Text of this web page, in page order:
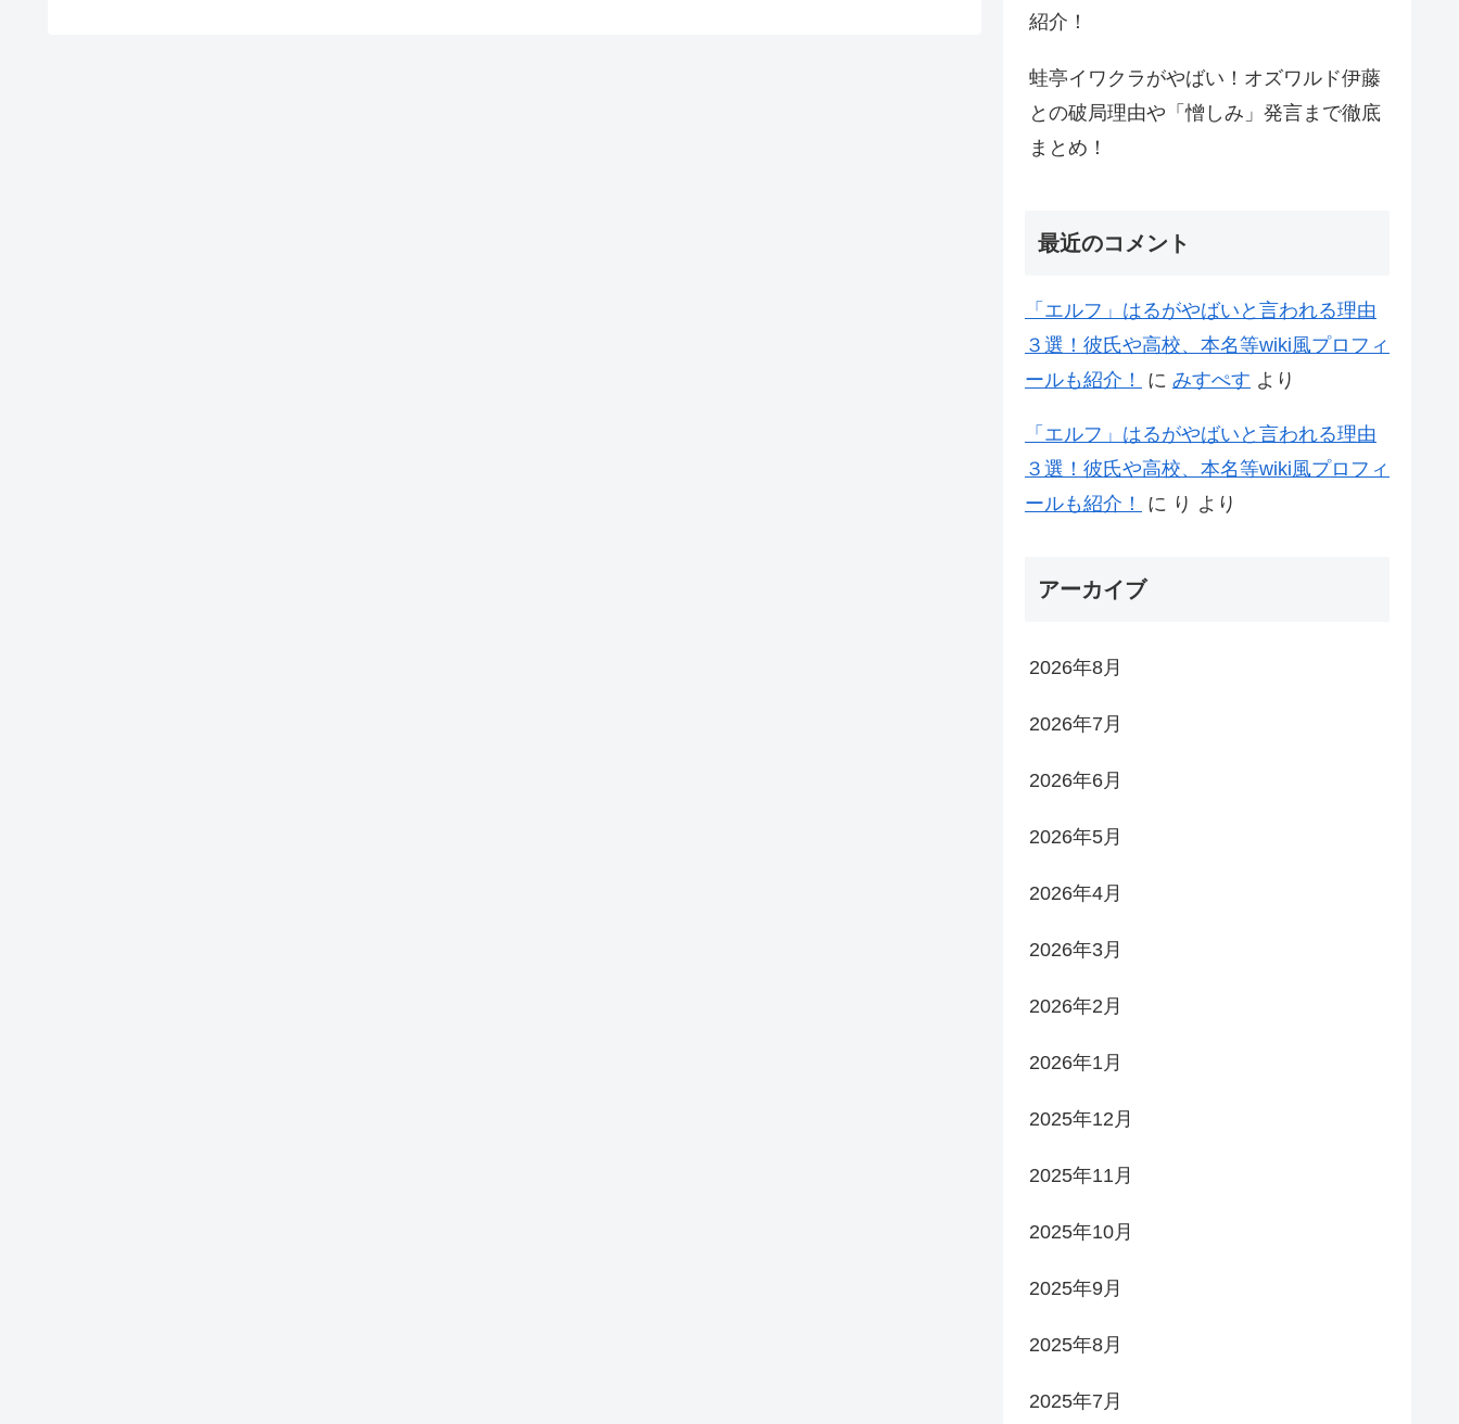
紹介！
蛙亭イワクラがやばい！オズワルド伊藤
との破局理由や「憎しみ」発言まで徹底
まとめ！
最近のコメント
「エルフ」はるがやばいと言われる理由
３選！彼氏や高校、本名等wiki風プロフィ
ールも紹介！
に みすぺす より
「エルフ」はるがやばいと言われる理由
３選！彼氏や高校、本名等wiki風プロフィ
ールも紹介！
に り より
アーカイブ
2026年8月
2026年7月
2026年6月
2026年5月
2026年4月
2026年3月
2026年2月
2026年1月
2025年12月
2025年11月
2025年10月
2025年9月
2025年8月
2025年7月